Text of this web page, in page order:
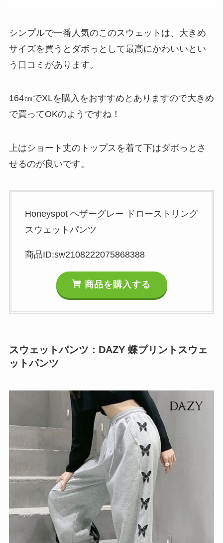
シンプルで一番人気のこのスウェットは、大きめ
サイズを買うとダボっとして最高にかわいいとい
う口コミがあります。
164㎝でXLを購入をおすすめとありますので大きめ
で買ってOKのようですね！
上はショート丈のトップスを着て下はダボっとさ
せるのが良いです。
Honeyspot ヘザーグレー ドローストリング
スウェットパンツ
商品ID:sw2108222075868388
商品を購入する
スウェットパンツ：DAZY 蝶プリントスウェ
ットパンツ